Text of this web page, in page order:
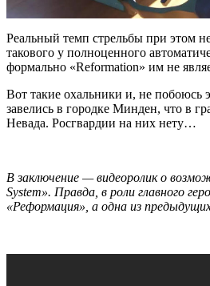
Реальный темп стрельбы при этом
такового у полноценного
формально «Reformation» им не
Вот такие охальники и, не побоюсь
завелись в городке Минден, что в
Невада. Росгвардии на них нету…
В заключение — видеоролик о
System». Правда, в роли главного
«Реформация», а одна из